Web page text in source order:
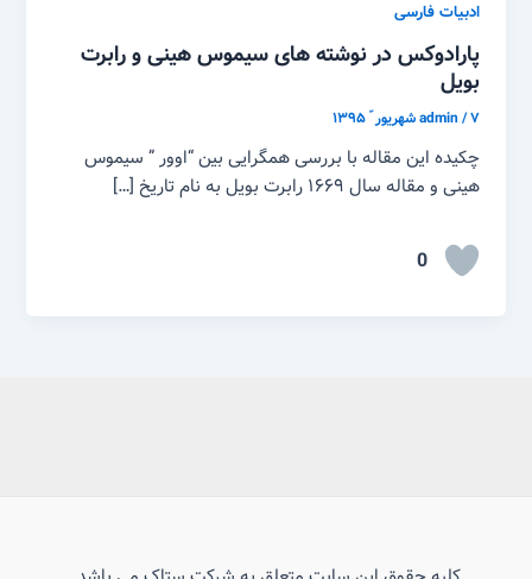
ادبیات فارسی
پارادوکس در نوشته های سیموس هینی و رابرت
بویل
admin/۷ شهریور ّ ۱۳۹۵
چکیده این مقاله با بررسی همگرایی بین “اوور ” سیموس
هینی و مقاله سال ۱۶۶۹ رابرت بویل به نام تاریخ […]
0